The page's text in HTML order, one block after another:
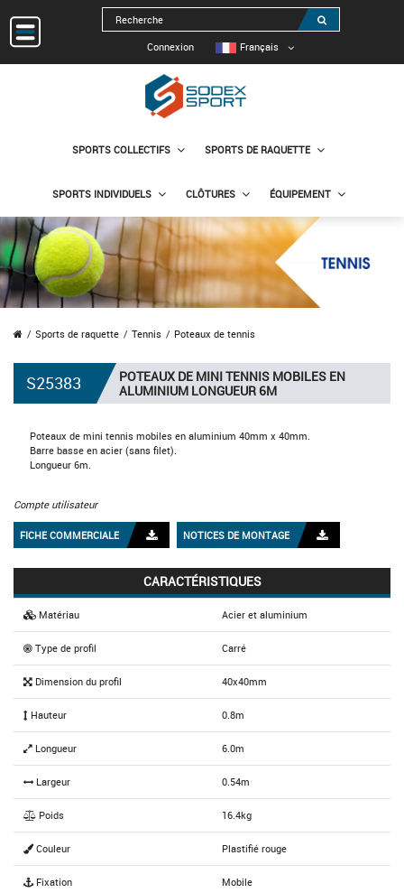
Connexion Français
SPORTS COLLECTIFS SPORTS DE RAQUETTE
SPORTS INDIVIDUELS CLÔTURES ÉQUIPEMENT
Sports de raquette Tennis Poteaux de tennis
S25383
POTEAUX DE MINI TENNIS MOBILES EN
ALUMINIUM LONGUEUR 6M
Poteaux de mini tennis mobiles en aluminium 40mm x 40mm.
Barre basse en acier (sans filet).
Longueur 6m.
Compte utilisateur
FICHE COMMERCIALE NOTICES DE MONTAGE
CARACTÉRISTIQUES
Matériau Acier et aluminium
Type de profil Carré
Dimension du profil 40x40mm
Hauteur 0.8m
Longueur 6.0m
Largeur 0.54m
Poids 16.4kg
Couleur Plastifié rouge
Fixation Mobile